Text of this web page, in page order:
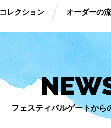
コレクション オーダーの
フェスティバルゲートから